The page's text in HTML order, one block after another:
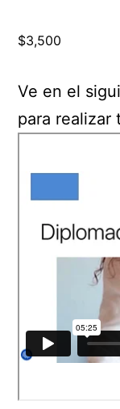
$3,500
Ve en el
para realizar